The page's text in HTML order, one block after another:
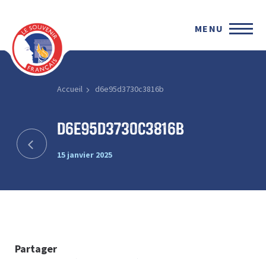
MENU
Accueil d6e95d3730c3816b
d6e95d3730c3816b
15 janvier 2025
Partager